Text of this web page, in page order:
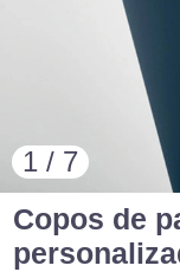
1 / 7
Copos de